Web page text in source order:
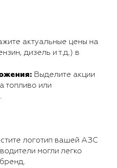
актуальные цены на
дизель и т.д.) в
Выделите акции
топливо или
логотип вашей АЗС
могли легко